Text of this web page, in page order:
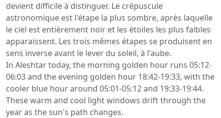
devient difficile à distinguer. Le crépuscule
astronomique est l'étape la plus sombre, après laquelle
le ciel est entièrement noir et les étoiles les plus faibles
apparaissent. Les trois mêmes étapes se produisent en
sens inverse avant le lever du soleil, à l'aube.
In Aleshtar today, the morning golden hour runs 05:12-
06:03 and the evening golden hour 18:42-19:33, with the
cooler blue hour around 05:01-05:12 and 19:33-19:44.
These warm and cool light windows drift through the
year as the sun's path changes.